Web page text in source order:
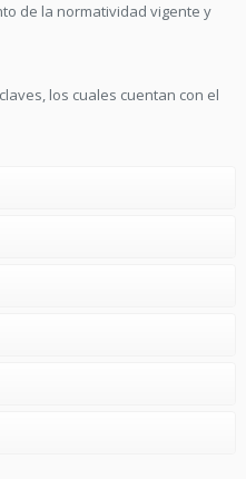
de la normatividad vigente y
los cuales cuentan con el